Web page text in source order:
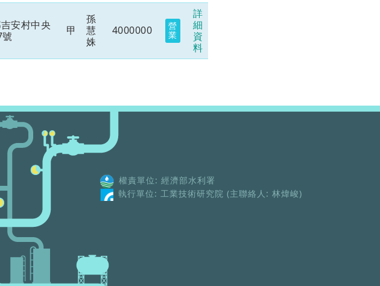
安村中央
甲
孫
慧
姝
4000000 營
業
詳
細
資
料
權責單位: 經濟部水利署
執行單位: 工業技術研究院 (主聯絡人: 林煒峻)